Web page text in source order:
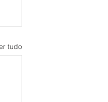
tudo